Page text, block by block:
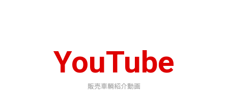
YouTube
販売車輌紹介動画